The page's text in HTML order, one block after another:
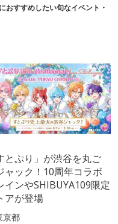
おすすめしたい旬なイベント・
とぷり」が渋谷を丸ご
ャック！10周年コラボ
インやSHIBUYA109限定
アが登場
京都